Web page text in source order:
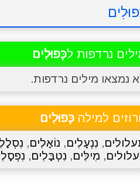
נרדפות לכְּפוּלִים
נמצאו מילים נרדפות.
למילה כְּפוּלִים
, נִנְעָלִים, נוֹאָלִים,
, מִילִּים, נִטְבָּלִים,